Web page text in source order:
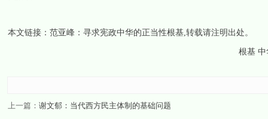
本文链接： 范亚峰：寻求宪政中华的正当性根基,转载请注明出处。
根基
上一篇： 谢文郁：当代西方民主体制的基础问题